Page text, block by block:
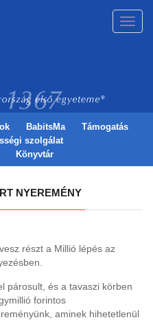
BabitsMa
Támogatás
szolgálat
Könyvtár
NYEREMÉNY
részt a Millió lépés az
párosult, és a tavaszi körben
forintos
aminek hihetetlenül